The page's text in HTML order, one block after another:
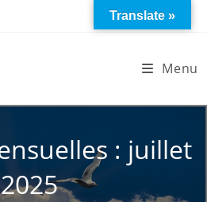
Menu
: juillet
2025
Translate »